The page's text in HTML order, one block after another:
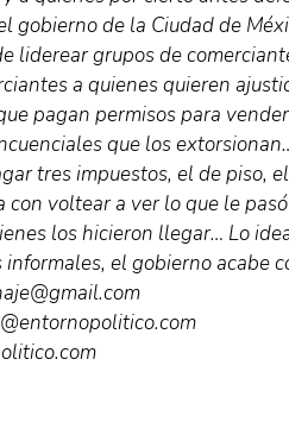
gobierno de la Ciudad de
liderear grupos de
a quienes quieren
pagan permisos para
que los
tres impuestos, el de piso,
con voltear a ver lo que le
los hicieron llegar… Lo
informales, el gobierno acabe